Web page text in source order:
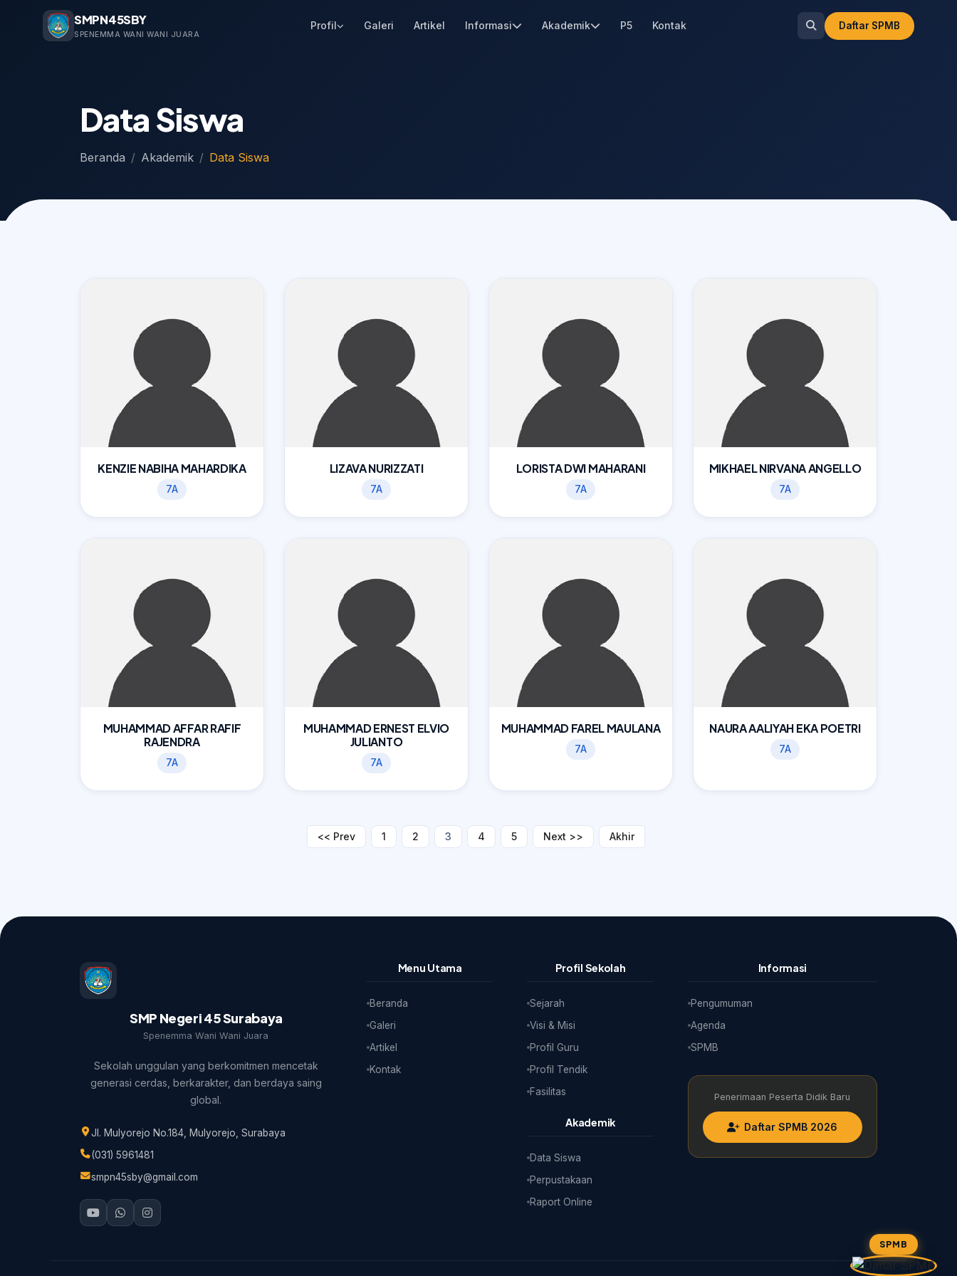
SMPN45SBY
SPENEMMA WANI WANI JUARA
Profil Galeri Artikel Informasi Akademik P5 Kontak Daftar SPMB
Data Siswa
Beranda Akademik Data Siswa
KENZIE NABIHA MAHARDIKA
7A
LIZAVA NURIZZATI
7A
LORISTA DWI MAHARANI
7A
MIKHAEL NIRVANA ANGELLO
7A
MUHAMMAD AFFAR RAFIF
RAJENDRA
7A
MUHAMMAD ERNEST ELVIO
JULIANTO
7A
MUHAMMAD FAREL MAULANA
7A
NAURA AALIYAH EKA POETRI
7A
<< Prev 1 2 3(current)
4 5 Next >> Akhir
SMP Negeri 45 Surabaya
Spenemma Wani Wani Juara
Sekolah unggulan yang berkomitmen mencetak
generasi cerdas, berkarakter, dan berdaya saing
global.
Jl. Mulyorejo No.184, Mulyorejo, Surabaya
(031) 5961481
smpn45sby@gmail.com
Menu Utama
Beranda
Galeri
Artikel
Kontak
Profil Sekolah
Sejarah
Visi & Misi
Profil Guru
Profil Tendik
Fasilitas
Akademik
Data Siswa
Perpustakaan
Raport Online
Informasi
Pengumuman
Agenda
SPMB
Penerimaan Peserta Didik Baru
Daftar SPMB 2026
SPMB